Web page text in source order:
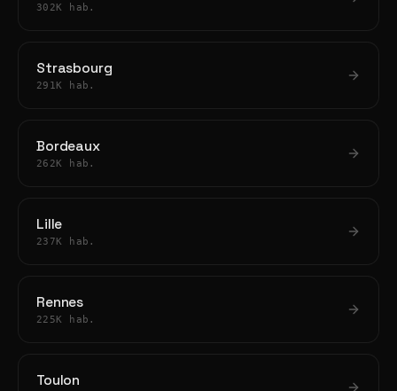
302K hab.
Strasbourg
291K hab.
Bordeaux
262K hab.
Lille
237K hab.
Rennes
225K hab.
Toulon